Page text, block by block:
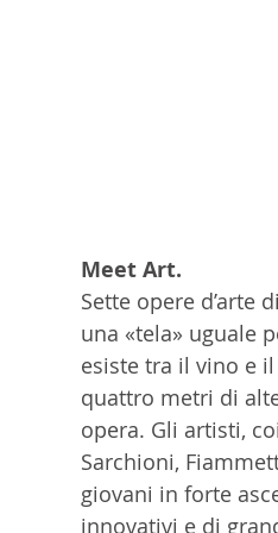
Meet Art.
Sette opere d’arte
una «tela» uguale
esiste tra il vino e
quattro metri di
opera. Gli artisti,
Sarchioni,
giovani in forte
innovativi e di